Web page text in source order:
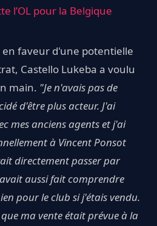
l’OL pour la Belgique
en faveur d'une potentielle
Castello Lukeba a voulu
main. "Je n'avais pas de
d'être plus acteur. J'ai
mes anciens agents et j'ai
à Vincent Ponsot
directement passer par
aussi fait comprendre
pour le club si j'étais vendu.
ma vente était prévue à la